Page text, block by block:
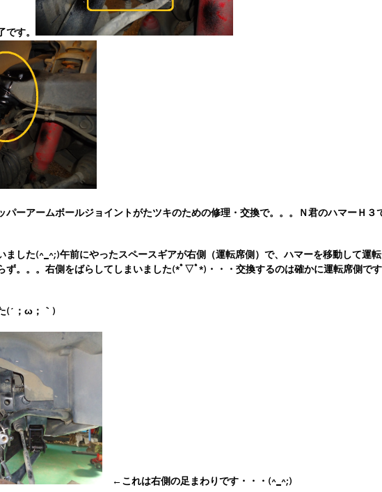
す。
パーアームボールジョイントがたツキのための修理・交換で。。。Ｎ君のハマーＨ３
ました(^_^;)午前にやったスペースギアが右側（運転席側）で、ハマーを移動して運転
ず。。。右側をばらしてしまいました(*ﾟ▽ﾟ*)・・・交換するのは確かに運転席側です
(´；ω；｀)
←これは右側の足まわりです・・・(^_^;)